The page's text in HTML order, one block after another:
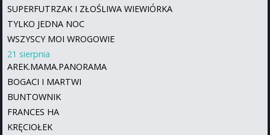
SUPERFUTRZAK I ZŁOŚLIWA WIEWIÓRKA
TYLKO JEDNA NOC
WSZYSCY MOI WROGOWIE
21 sierpnia
AREK.MAMA.PANORAMA
BOGACI I MARTWI
BUNTOWNIK
FRANCES HA
KRĘCIOŁEK